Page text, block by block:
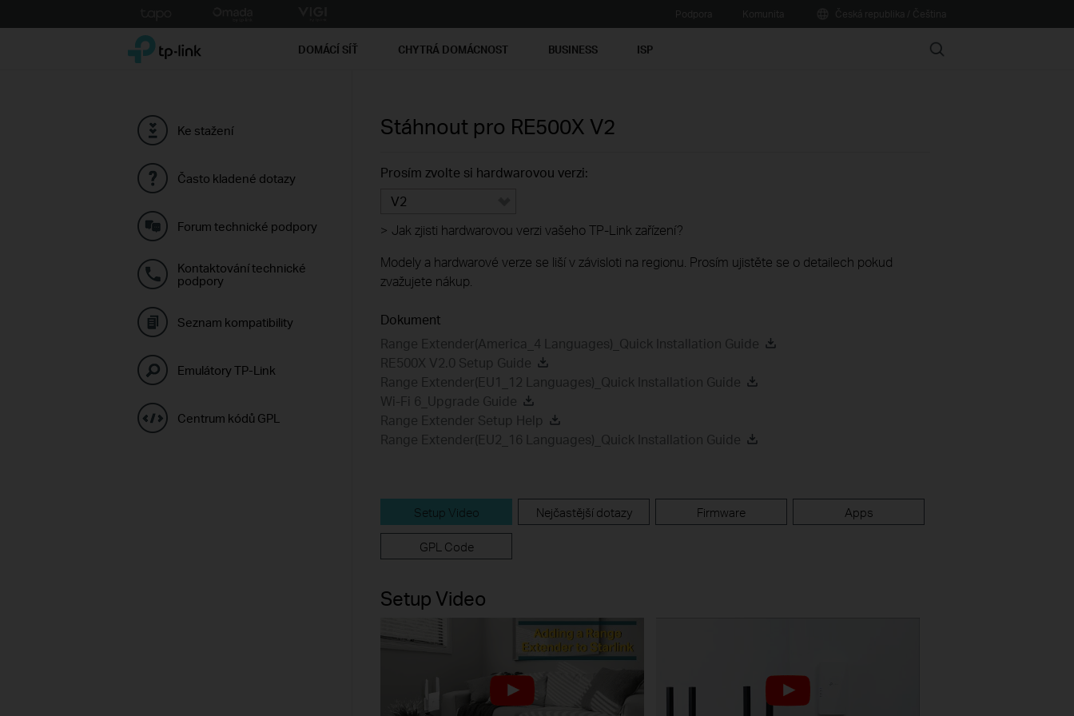
to
TP-Link, Reliably Smart DOMÁCÍ SÍŤ CHYTRÁ DOMÁCNOST BUSINESS ISP Search
Ke stažení
Často kladené dotazy
Forum technické podpory
Kontaktování technické
podpory
Seznam kompatibility
Emulátory TP-Link
Centrum kódů GPL
Stáhnout pro RE500X V2
Prosím zvolte si hardwarovou verzi:
V2
> Jak zjisti hardwarovou verzi vašeho TP-Link zařízení?
Modely a hardwarové verze se liší v závisloti na regionu. Prosím ujistěte se o detailech pokud
zvažujete nákup.
Dokument
Range Extender(America_4 Languages)_Quick Installation Guide
RE500X V2.0 Setup Guide
Range Extender(EU1_12 Languages)_Quick Installation Guide
Wi-Fi 6_Upgrade Guide
Range Extender Setup Help
Range Extender(EU2_16 Languages)_Quick Installation Guide
Setup Video Nejčastější dotazy Firmware Apps
GPL Code
Setup Video